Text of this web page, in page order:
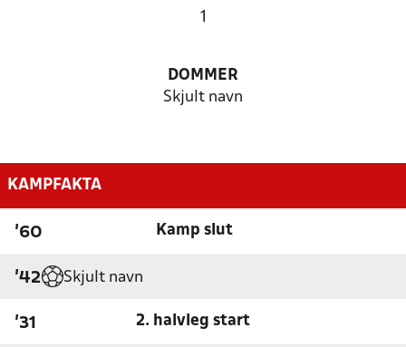
1
DOMMER
Skjult navn
KAMPFAKTA
'60 Kamp slut
'42 Skjult navn
'31 2. halvleg start